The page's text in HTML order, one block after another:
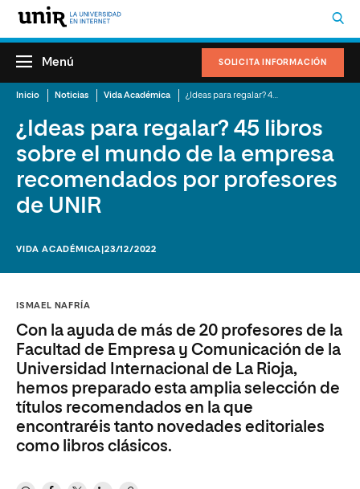
SOLICITA INFORMACIÓN
Menú
Inicio Noticias Vida Académica
¿Ideas para regalar? 45 libros
sobre el mundo de la empresa
recomendados por profesores
de UNIR
VIDA ACADÉMICA |23/12/2022
ISMAEL NAFRÍA
Con la ayuda de más de 20 profesores de la
Facultad de Empresa y Comunicación de la
Universidad Internacional de La Rioja,
hemos preparado esta amplia selección de
títulos recomendados en la que
encontraréis tanto novedades editoriales
como libros clásicos.